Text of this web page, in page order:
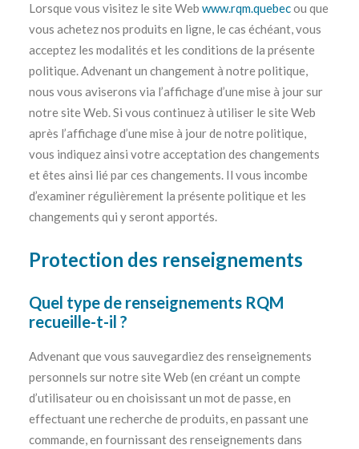
Lorsque vous visitez le site Web www.rqm.quebecou que
vous achetez nos produits en ligne, le cas échéant, vous
acceptez les modalités et les conditions de la présente
politique. Advenant un changement à notre politique,
nous vous aviserons via l’affichage d’une mise à jour sur
notre site Web. Si vous continuez à utiliser le site Web
après l’affichage d’une mise à jour de notre politique,
vous indiquez ainsi votre acceptation des changements
et êtes ainsi lié par ces changements. Il vous incombe
d’examiner régulièrement la présente politique et les
changements qui y seront apportés.
Protection des renseignements
Quel type de renseignements RQM
recueille-t-il ?
Advenant que vous sauvegardiez des renseignements
personnels sur notre site Web (en créant un compte
d’utilisateur ou en choisissant un mot de passe, en
effectuant une recherche de produits, en passant une
commande, en fournissant des renseignements dans